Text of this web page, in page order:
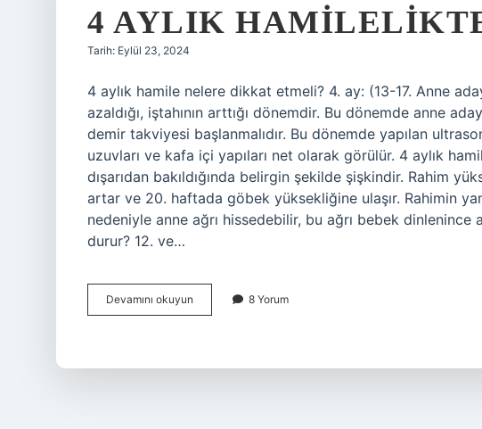
4 AYLIK
Tarih: Eylül 23, 2024
4 aylık hamile nelere dikkat etmeli? 4. ay: (13-17. Anne
azaldığı, iştahının arttığı dönemdir. Bu dönemde anne
demir takviyesi başlanmalıdır. Bu dönemde yapılan
uzuvları ve kafa içi yapıları net olarak görülür. 4 aylık
dışarıdan bakıldığında belirgin şekilde şişkindir. Rahim
artar ve 20. haftada göbek yüksekliğine ulaşır. Rahimin
nedeniyle anne ağrı hissedebilir, bu ağrı bebek dinlenince
durur? 12. ve…
Devamını okuyun
Aylık
8 Yorum